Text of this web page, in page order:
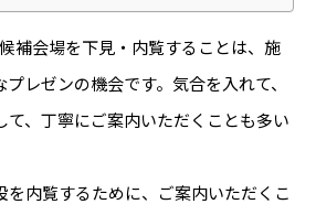
補会場を下見・内覧することは、施
レゼンの機会です。気合を入れて、
て、丁寧にご案内いただくことも多い
を内覧するために、ご案内いただくこ